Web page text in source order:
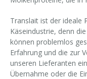
Translait ist der ideale
Käseindustrie, denn
können problemlos
Erfahrung und die zur
unseren Lieferanten
Übernahme oder die